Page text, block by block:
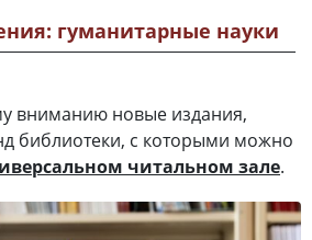
гуманитарные науки
вниманию новые издания,
библиотеки, с которыми можно
читальном зале.